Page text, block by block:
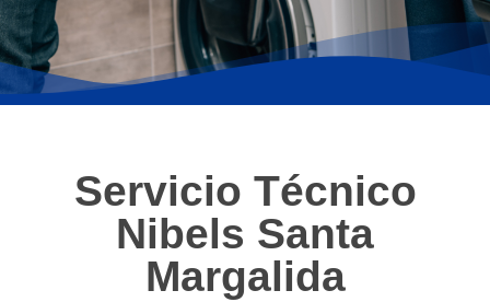
Servicio Técnico
Nibels Santa
Margalida